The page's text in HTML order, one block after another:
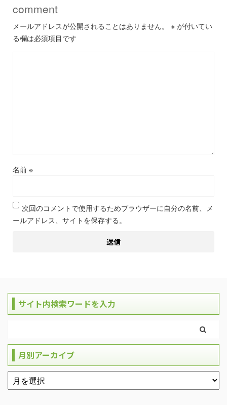
comment
メールアドレスが公開されることはありません。 ※ が付いてい
る欄は必須項目です
名前 ※
次回のコメントで使用するためブラウザーに自分の名前、メ
ールアドレス、サイトを保存する。
サイト内検索ワードを入力
月別アーカイブ